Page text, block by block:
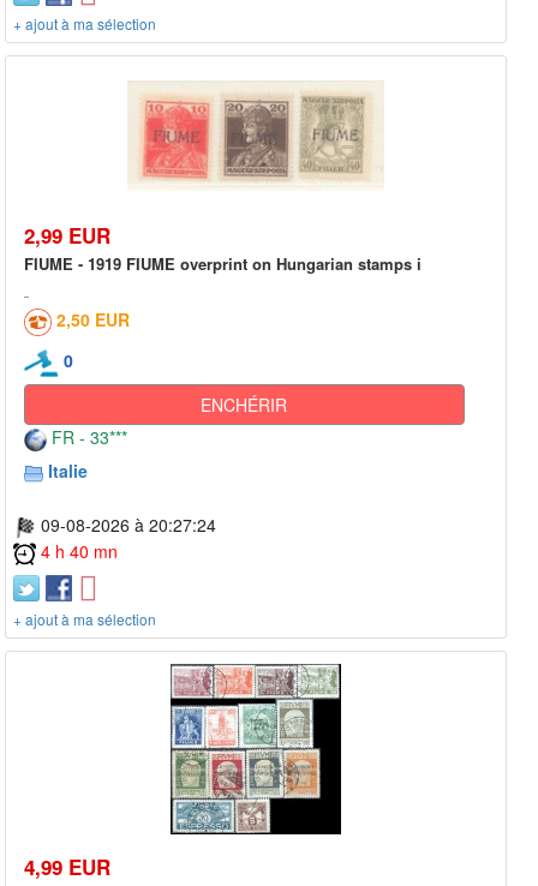
+ ajout à ma sélection
2,99 EUR
FIUME - 1919 FIUME overprint on Hungarian stamps i
2,50 EUR
0
ENCHÉRIR
FR - 33***
Italie
09-08-2026 à 20:27:24
4 h 40 mn
+ ajout à ma sélection
4,99 EUR